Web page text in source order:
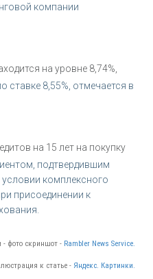
компании
на уровне 8,74%,
ставке 8,55%, отмечается в
на 15 лет на покупку
подтвердившим
комплексного
присоединении к
- фото скриншот - Rambler News Service.
к статье - Яндекс. Картинки.